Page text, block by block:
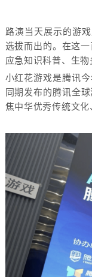
路演当天展示的游
选拔而出的。在这
应急知识科普、生物
小红花游戏是腾讯
同期发布的腾讯全
焦中华优秀传统文化